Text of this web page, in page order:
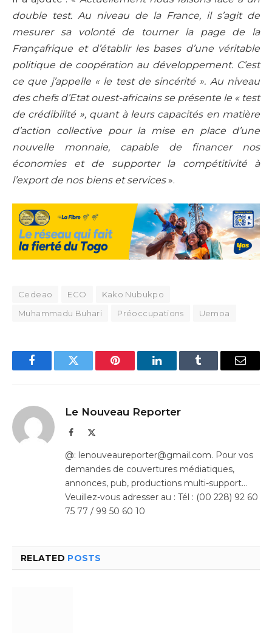
double test. Au niveau de la France, il s’agit de
mesurer sa volonté de tourner la page de la
Françafrique et d’établir les bases d’une véritable
politique de coopération au développement. C’est
ce que j’appelle « le test de sincérité ». Au niveau
des chefs d’Etat ouest-africains se présente le « test
de crédibilité », quant à leurs capacités en matière
d’action collective pour la mise en place d’une
nouvelle monnaie, capable de financer nos
économies et de supporter la compétitivité à
l’export de nos biens et services».
Cedeao ECO
Kako Nubukpo
Muhammadu Buhari
Préoccupations Uemoa
FacebookTwitter Pinterest LinkedInTumblr Email
Le Nouveau Reporter
Facebook
@: lenouveaureporter@gmail.com. Pour vos
demandes de couvertures médiatiques,
annonces, pub, productions multi-support…
Veuillez-vous adresser au : Tél : (00 228) 92 60
75 77 / 99 50 60 10
RELATED POSTS